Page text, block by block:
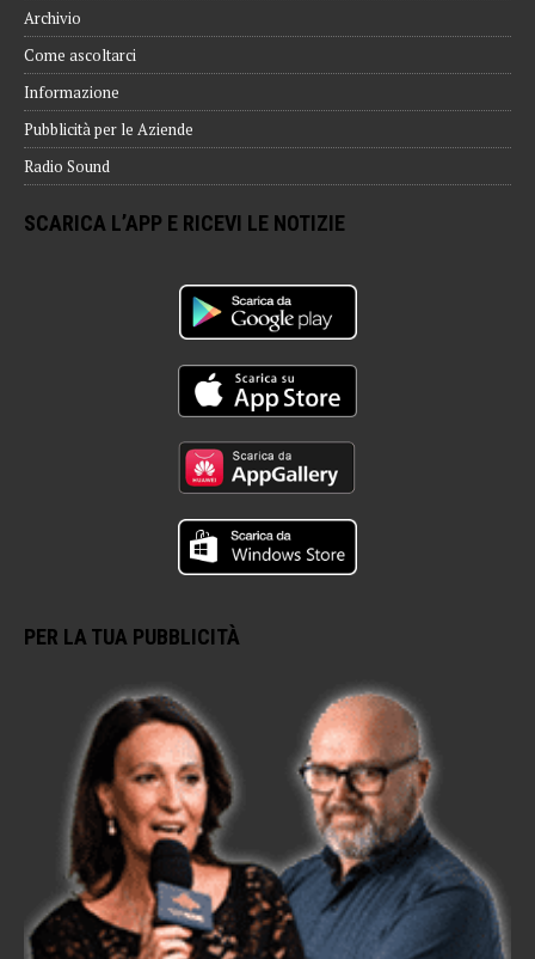
Archivio
Come ascoltarci
Informazione
Pubblicità per le Aziende
Radio Sound
SCARICA L’APP E RICEVI LE NOTIZIE
PER LA TUA PUBBLICITÀ